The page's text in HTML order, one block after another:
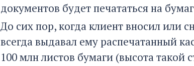
документов будет печататься на
До сих пор, когда клиент вносил или
всегда выдавал ему распечатанный
100 млн листов бумаги (высота такой